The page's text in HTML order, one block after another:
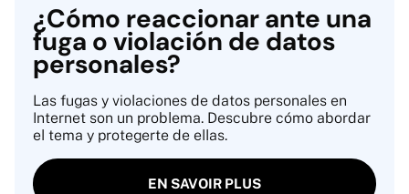
¿Cómo reaccionar ante una
fuga o violación de datos
personales?
Las fugas y violaciones de datos personales en
Internet son un problema. Descubre cómo abordar
el tema y protegerte de ellas.
EN SAVOIR PLUS